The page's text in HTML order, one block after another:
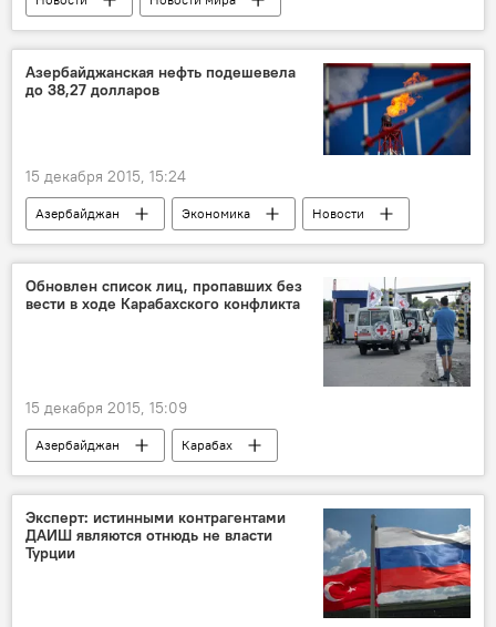
МУЛЬТИМЕДИА
Видео
Азербайджанская нефть подешевела
до 38,27 долларов
15 декабря 2015, 15:24
Азербайджан Экономика Новости
Обновлен список лиц, пропавших без
вести в ходе Карабахского конфликта
15 декабря 2015, 15:09
Азербайджан
Карабах
Происшествия
Политика
Новости
ЖИЗНЬ
Эксперт: истинными контрагентами
ДАИШ являются отнюдь не власти
Турции